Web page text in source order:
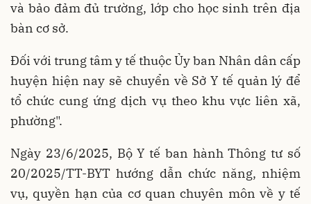
và bảo đảm đủ trường, lớp cho học sinh trên địa
bàn cơ sở.
Đối với trung tâm y tế thuộc Ủy ban Nhân dân cấp
huyện hiện nay sẽ chuyển về Sở Y tế quản lý để
tổ chức cung ứng dịch vụ theo khu vực liên xã,
phường".
Ngày 23/6/2025, Bộ Y tế ban hành Thông tư số
20/2025/TT-BYT hướng dẫn chức năng, nhiệm
vụ, quyền hạn của cơ quan chuyên môn về y tế